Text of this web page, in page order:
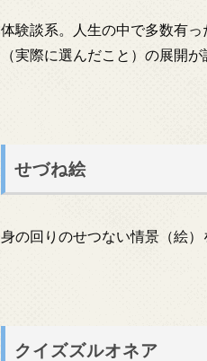
体験談系。人生の中で多数有
（実際に選んだこと）の展開が
せづね絵
身の回りのせつない情景（絵）
クイズズルオネア